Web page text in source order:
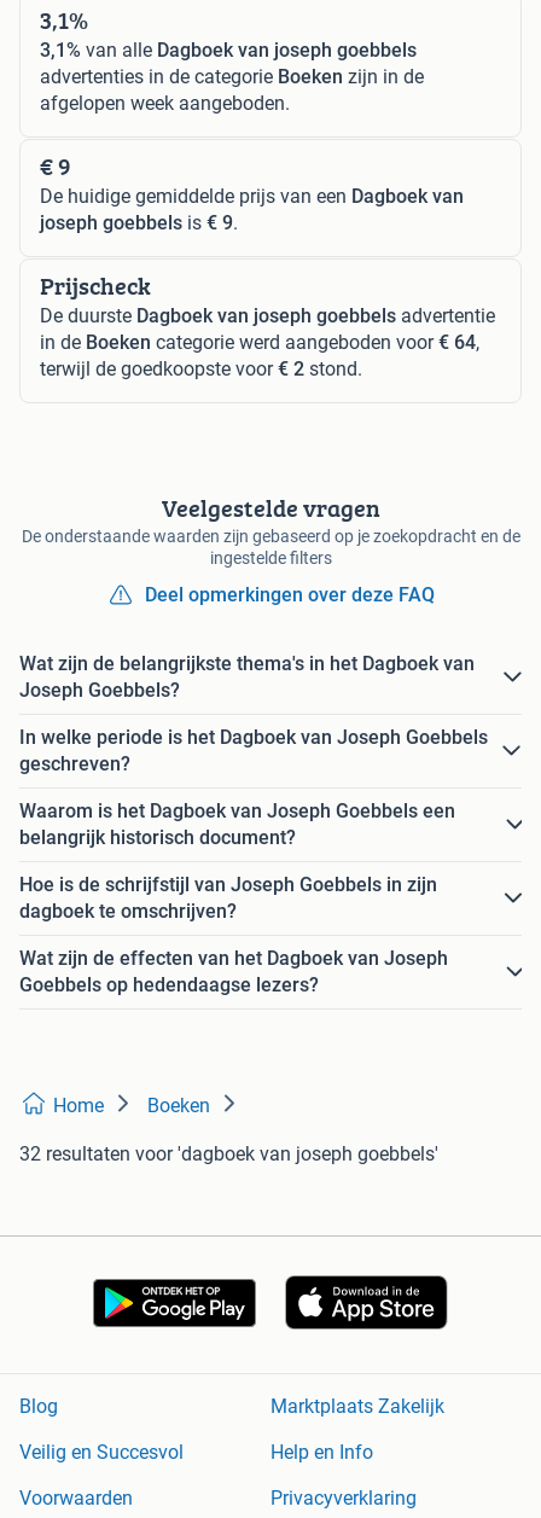
3,1%
3,1% van alle Dagboek van joseph goebbels
advertenties in de categorie Boeken zijn in de
afgelopen week aangeboden.
€ 9
De huidige gemiddelde prijs van een Dagboek van
joseph goebbels is € 9.
Prijscheck
De duurste Dagboek van joseph goebbels advertentie
in de Boeken categorie werd aangeboden voor€ 64,
terwijl de goedkoopste voor€ 2 stond.
Veelgestelde vragen
De onderstaande waarden zijn gebaseerd op je zoekopdracht en de
ingestelde filters
Deel opmerkingen over deze FAQ
Wat zijn de belangrijkste thema's in het Dagboek van
Joseph Goebbels?
In welke periode is het Dagboek van Joseph Goebbels
geschreven?
Waarom is het Dagboek van Joseph Goebbels een
belangrijk historisch document?
Hoe is de schrijfstijl van Joseph Goebbels in zijn
dagboek te omschrijven?
Wat zijn de effecten van het Dagboek van Joseph
Goebbels op hedendaagse lezers?
Home Boeken
32 resultaten voor 'dagboek van joseph goebbels'
Blog
Marktplaats Zakelijk
Veilig en Succesvol
Help en Info
Voorwaarden
Privacyverklaring